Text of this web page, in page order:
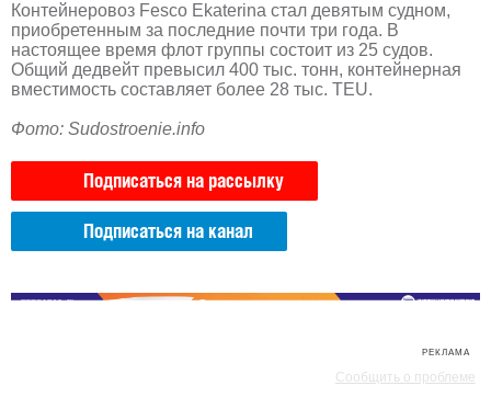
Контейнеровоз Fesco Ekaterina стал девятым судном,
приобретенным за последние почти три года. В
настоящее время флот группы состоит из 25 судов.
Общий дедвейт превысил 400 тыс. тонн, контейнерная
вместимость составляет более 28 тыс. TEU.
Фото: Sudostroenie.info
Подписаться на рассылку
Подписаться на канал
РЕКЛАМА
Сообщить о проблеме